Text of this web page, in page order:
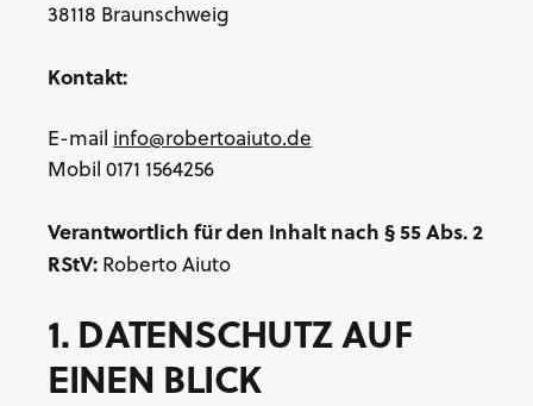
38118 Braunschweig
Kontakt:
E-mail info@robertoaiuto.de
Mobil 0171 1564256
Verantwortlich für den Inhalt nach § 55 Abs. 2
RStV: Roberto Aiuto
1. DATENSCHUTZ AUF
EINEN BLICK